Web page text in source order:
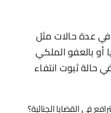
في عدة حالات مثل
أو بالعفو الملكي
حالة ثبوت انتفاء
في القضايا الجنائية؟